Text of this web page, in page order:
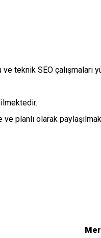
teknik SEO çalışmaları
planlı olarak